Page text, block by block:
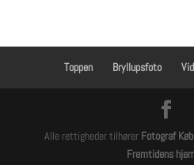
Toppen Bryllupsfoto
Alle rettigheder tilhører Fotograf
Fremtidens